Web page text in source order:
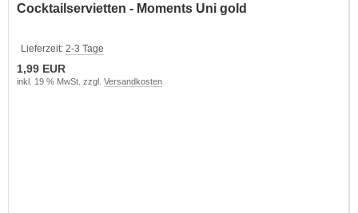
Cocktailservietten - Moments Uni gold
Lieferzeit: 2-3 Tage
1,99 EUR
inkl. 19 % MwSt. zzgl. Versandkosten